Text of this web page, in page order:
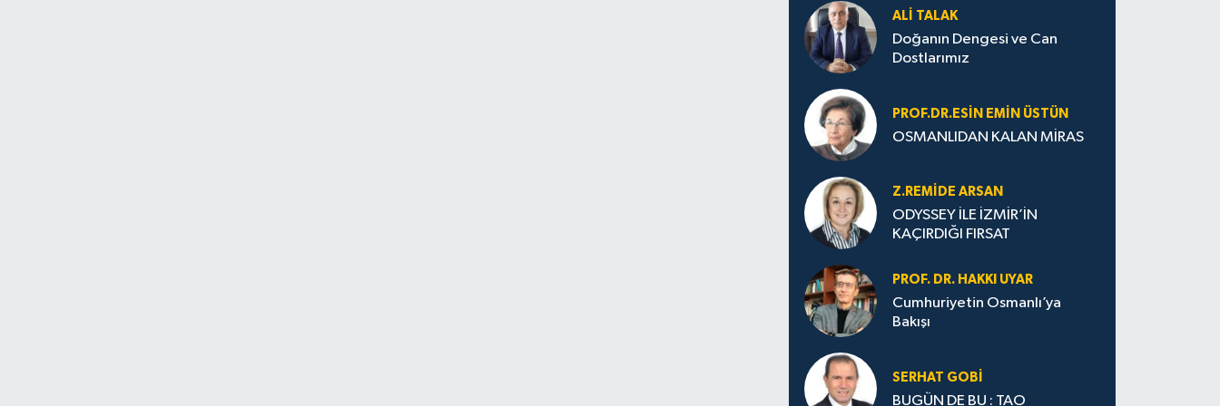
ALI TALAK
Doğanın Dengesi ve Can
Dostlarımız
PROF.DR.ESIN EMIN ÜSTÜN
OSMANLIDAN KALAN MİRAS
Z.REMIDE ARSAN
ODYSSEY İLE İZMİR’İN
KAÇIRDIĞI FIRSAT
PROF. DR. HAKKI UYAR
Cumhuriyetin Osmanlı’ya
Bakışı
SERHAT GOBİ
BUGÜN DE BU : TAO